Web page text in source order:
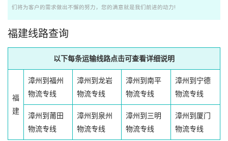
们将为客户的需求做出不懈的努力，您的满意就是我们前进的动力!
福建线路查询
以下每条运输线路点击可查看详细说明
福
建
漳州到福州
物流专线
漳州到龙岩
物流专线
漳州到南平
物流专线
漳州到宁德
物流专线
漳州到莆田
物流专线
漳州到泉州
物流专线
漳州到三明
物流专线
漳州到厦门
物流专线